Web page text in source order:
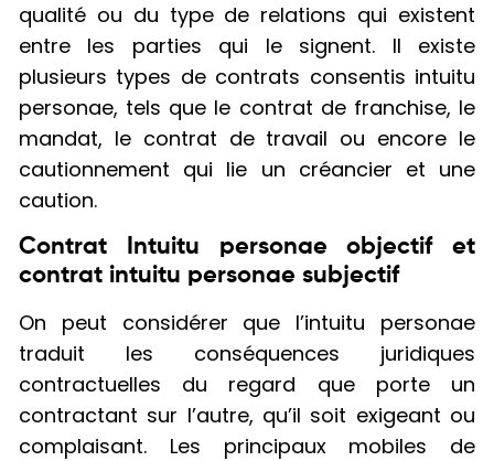
qualité ou du type de relations qui existent
entre les parties qui le signent. Il existe
plusieurs types de contrats consentis intuitu
personae, tels que le contrat de franchise, le
mandat, le contrat de travail ou encore le
cautionnement qui lie un créancier et une
caution.
Contrat Intuitu personae objectif et
contrat intuitu personae subjectif
On peut considérer que l’intuitu personae
traduit les conséquences juridiques
contractuelles du regard que porte un
contractant sur l’autre, qu’il soit exigeant ou
complaisant. Les principaux mobiles de